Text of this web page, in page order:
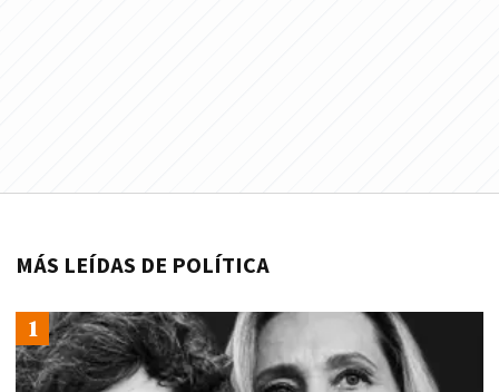
MÁS LEÍDAS DE POLÍTICA